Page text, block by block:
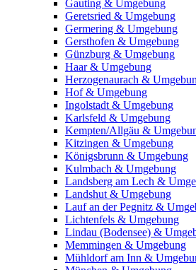
Gauting & Umgebung
Geretsried & Umgebung
Germering & Umgebung
Gersthofen & Umgebung
Günzburg & Umgebung
Haar & Umgebung
Herzogenaurach &
Hof & Umgebung
Ingolstadt & Umgebung
Karlsfeld & Umgebung
Kempten/Allgäu &
Kitzingen & Umgebung
Königsbrunn & Umgebung
Kulmbach & Umgebung
Landsberg am Lech &
Landshut & Umgebung
Lauf an der Pegnitz &
Lichtenfels & Umgebung
Lindau (Bodensee) &
Memmingen & Umgebung
Mühldorf am Inn &